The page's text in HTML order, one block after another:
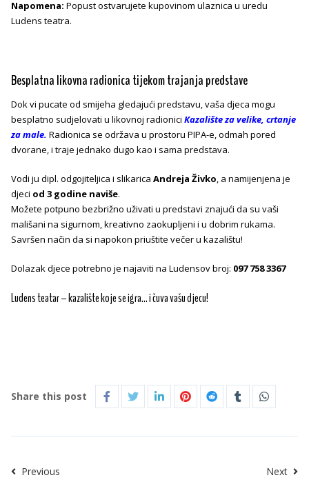
Napomena: Popust ostvarujete kupovinom ulaznica u uredu
Ludens teatra.
Besplatna likovna radionica tijekom trajanja predstave
Dok vi pucate od smijeha gledajući predstavu, vaša djeca mogu
besplatno sudjelovati u likovnoj radionici Kazalište za velike, crtanje
za male. Radionica se održava u prostoru PIPA-e, odmah pored
dvorane, i traje jednako dugo kao i sama predstava.
Vodi ju dipl. odgojiteljica i slikarica Andreja Živko, a namijenjena je
djeci od 3 godine naviše.
Možete potpuno bezbrižno uživati u predstavi znajući da su vaši
mališani na sigurnom, kreativno zaokupljeni i u dobrim rukama.
Savršen način da si napokon priuštite večer u kazalištu!
Dolazak djece potrebno je najaviti na Ludensov broj: 097 758 3367
Ludens teatar – kazalište koje se igra… i čuva vašu djecu!
Share this post
Previous Next